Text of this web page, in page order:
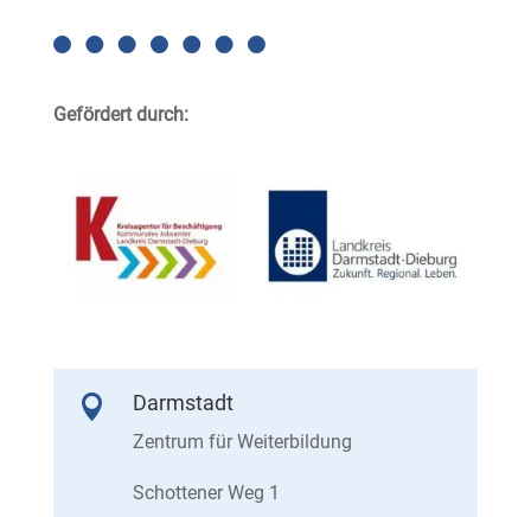
Gefördert durch:
 Darmstadt
Zentrum für Weiterbildung
Schottener Weg 1